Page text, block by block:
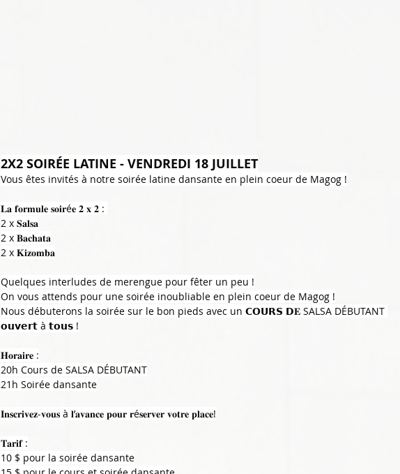
2X2 SOIRÉE LATINE - VENDREDI 18 JUILLET
Vous êtes invités à notre soirée latine dansante en plein coeur de Magog !
𝐋𝐚 𝐟𝐨𝐫𝐦𝐮𝐥𝐞 𝐬𝐨𝐢𝐫é𝐞 𝟐 𝐱 𝟐 :
2 x 𝐒𝐚𝐥𝐬𝐚
2 x 𝐁𝐚𝐜𝐡𝐚𝐭𝐚
2 x 𝐊𝐢𝐳𝐨𝐦𝐛𝐚
Quelques interludes de merengue pour fêter un peu !
On vous attends pour une soirée inoubliable en plein coeur de Magog !
Nous débuterons la soirée sur le bon pieds avec un 𝗖𝗢𝗨𝗥𝗦 𝗗𝐄 SALSA DÉBUTANT
𝗼𝘂𝘃𝗲𝗿𝘁 à 𝘁𝗼𝘂𝘀 !
𝐇𝐨𝐫𝐚𝐢𝐫𝐞 :
20h Cours de SALSA DÉBUTANT
21h Soirée dansante
𝐈𝐧𝐬𝐜𝐫𝐢𝐯𝐞𝐳-𝐯𝐨𝐮𝐬 à 𝐥’𝐚𝐯𝐚𝐧𝐜𝐞 𝐩𝐨𝐮𝐫 𝐫é𝐬𝐞𝐫𝐯𝐞𝐫 𝐯𝐨𝐭𝐫𝐞 𝐩𝐥𝐚𝐜𝐞!
𝐓𝐚𝐫𝐢𝐟 :
10 $ pour la soirée dansante